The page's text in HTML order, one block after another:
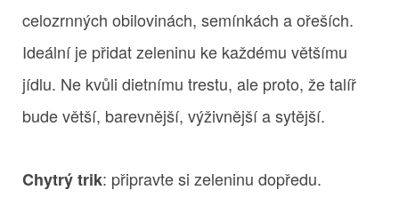
celozrnných obilovinách, semínkách a ořeších.
Ideální je přidat zeleninu ke každému většímu
jídlu. Ne kvůli dietnímu trestu, ale proto, že talíř
bude větší, barevnější, výživnější a sytější.
Chytrý trik: připravte si zeleninu dopředu.